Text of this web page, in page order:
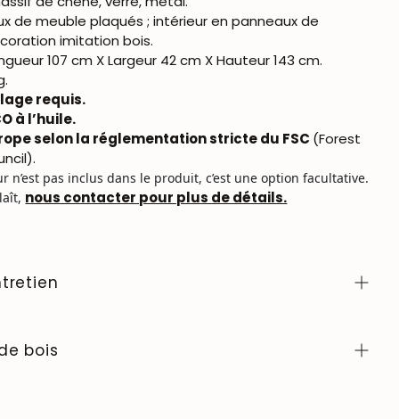
de meuble plaqués ; intérieur en panneaux de
imitation bois.
107 cm X Largeur 42 cm X Hauteur 143 cm.
requis.
à l’huile.
selon la réglementation stricte du FSC (Forest
n’est pas inclus dans le produit, c’est une option facultative.
nous contacter pour plus de détails.
des produits chimiques agressifs. Lorsqu’il s’agit
bois